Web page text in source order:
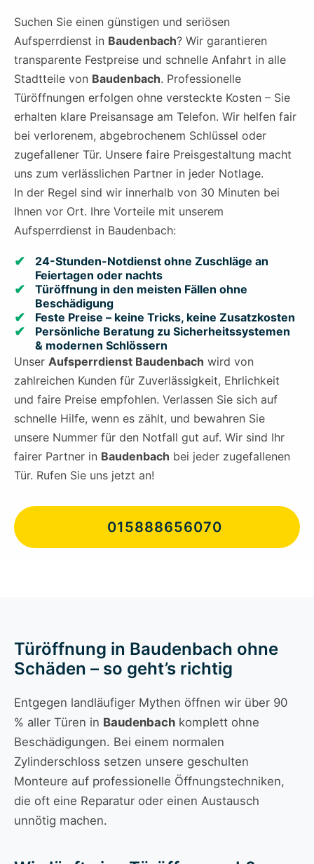
Suchen Sie einen günstigen und seriösen
Aufsperrdienst in Baudenbach? Wir garantieren
transparente Festpreise und schnelle Anfahrt in alle
Stadtteile von Baudenbach. Professionelle
Türöffnungen erfolgen ohne versteckte Kosten – Sie
erhalten klare Preisansage am Telefon. Wir helfen fair
bei verlorenem, abgebrochenem Schlüssel oder
zugefallener Tür. Unsere faire Preisgestaltung macht
uns zum verlässlichen Partner in jeder Notlage.
In der Regel sind wir innerhalb von 30 Minuten bei
Ihnen vor Ort. Ihre Vorteile mit unserem
Aufsperrdienst in Baudenbach:
24-Stunden-Notdienst ohne Zuschläge an
Feiertagen oder nachts
Türöffnung in den meisten Fällen ohne
Beschädigung
Feste Preise – keine Tricks, keine Zusatzkosten
Persönliche Beratung zu Sicherheitssystemen
& modernen Schlössern
Unser Aufsperrdienst Baudenbach wird von
zahlreichen Kunden für Zuverlässigkeit, Ehrlichkeit
und faire Preise empfohlen. Verlassen Sie sich auf
schnelle Hilfe, wenn es zählt, und bewahren Sie
unsere Nummer für den Notfall gut auf. Wir sind Ihr
fairer Partner in Baudenbach bei jeder zugefallenen
Tür. Rufen Sie uns jetzt an!
015888656070
Türöffnung in Baudenbach ohne
Schäden – so geht’s richtig
Entgegen landläufiger Mythen öffnen wir über 90
% aller Türen in Baudenbach komplett ohne
Beschädigungen. Bei einem normalen
Zylinderschloss setzen unsere geschulten
Monteure auf professionelle Öffnungstechniken,
die oft eine Reparatur oder einen Austausch
unnötig machen.